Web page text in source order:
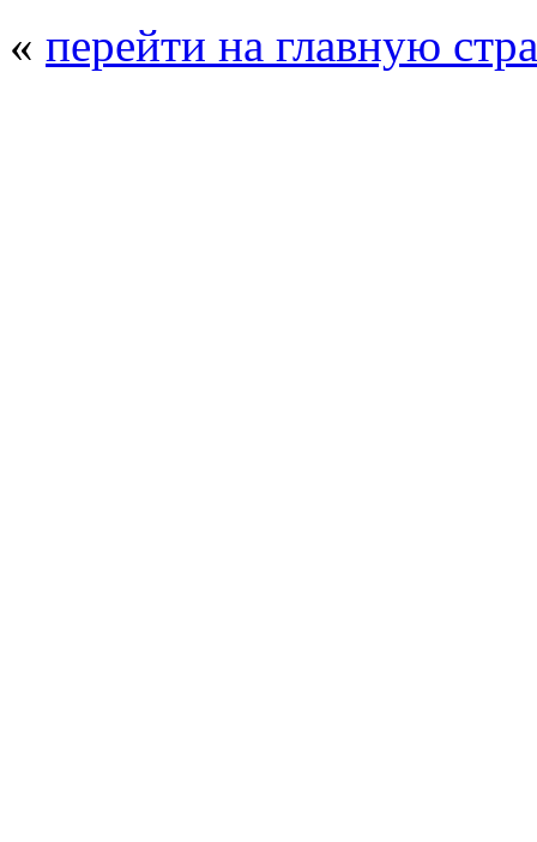
« перейти на главную